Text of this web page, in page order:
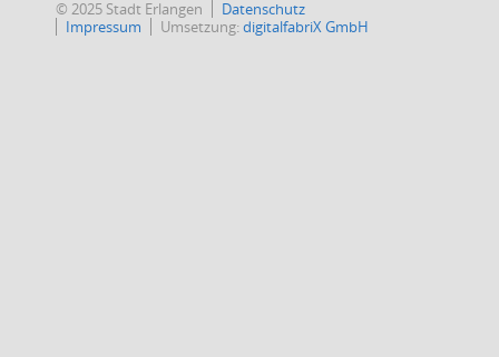
© 2025 Stadt Erlangen
Datenschutz
Impressum
Umsetzung:digitalfabriX GmbH